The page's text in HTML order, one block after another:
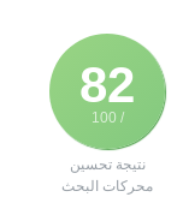
82
/ 100
نتيجة تحسين
محركات البحث